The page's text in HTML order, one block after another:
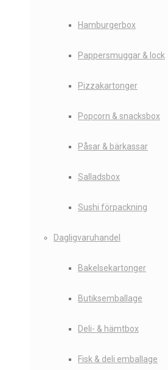
Hamburgerbox
Pappersmuggar & lock
Pizzakartonger
Popcorn & snacksbox
Påsar & bärkassar
Salladsbox
Sushi förpackning
Dagligvaruhandel
Bakelsekartonger
Butiksemballage
Deli- & hämtbox
Fisk & deli emballage